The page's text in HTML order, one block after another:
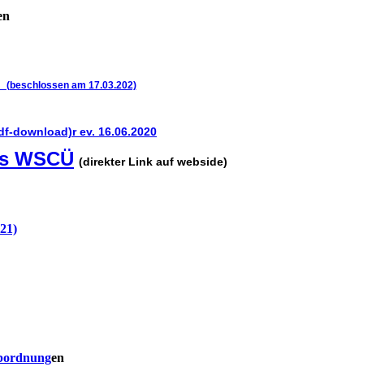
(beschlossen am 17.03.202)
download)r ev. 16.06.2020
WSCÜ (direkter Link auf webside)
en